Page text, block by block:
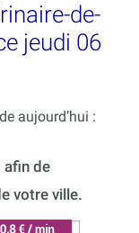
de-
jeudi 06
aujourd’hui :
afin de
votre ville.